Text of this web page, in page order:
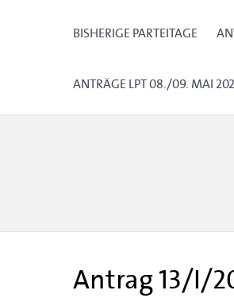
BISHERIGE PARTEITAGE
ANTRÄGE LPT 08./09. MAI
Antrag 13/I/